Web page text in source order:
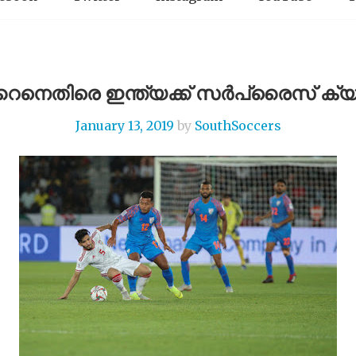
ഇന്ത്യക്ക് സർപ്രൈസ്
January 13, 2019 by SouthSoccers